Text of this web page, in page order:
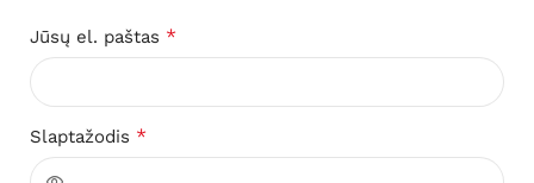
Jūsų el. paštas *
Slaptažodis *